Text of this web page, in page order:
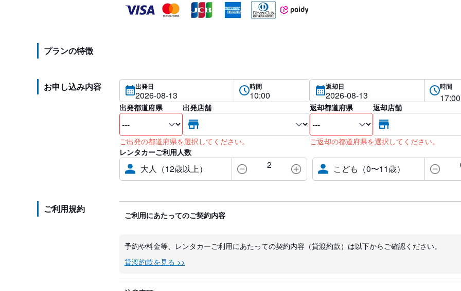
プランの特徴
お申し込み内容 出発日 時間
出発都道府県 出発店舗
ご出発の都道府県を選択してください。
返却日 時間
返却都道府県 返却店舗
ご返却の都道府県を選択してください。
レンタカーご利用人数
大人（12歳以上） 2 こども（0〜11歳）
ご利用規約
ご利用にあたってのご契約内容
予約や料金等、レンタカーご利用にあたっての契約内容（貸渡約款）は以下からご確認ください。
貸渡約款を見る >>